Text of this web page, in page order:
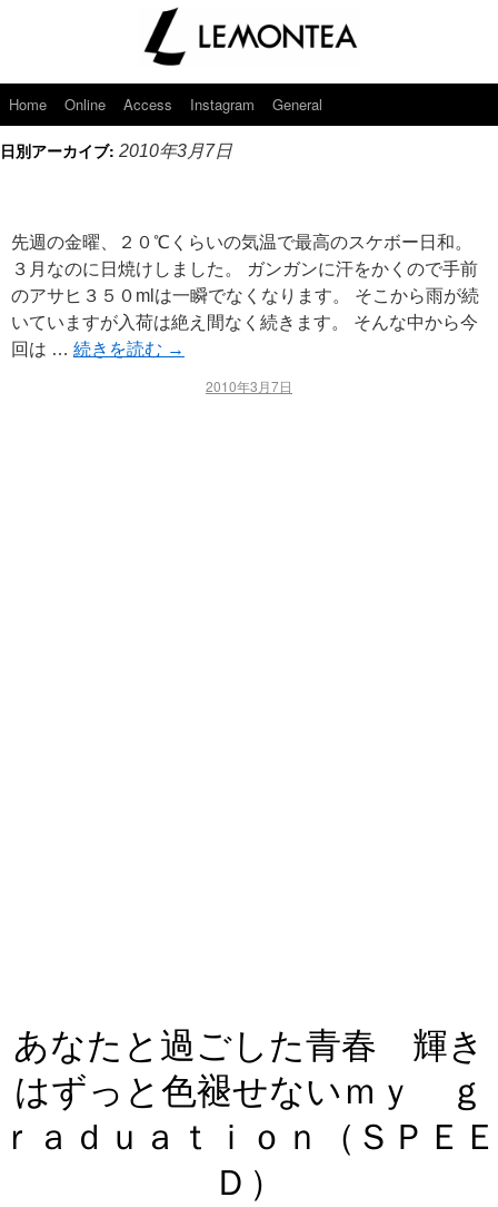
Home Online Access Instagram General
日別アーカイブ: 2010年3月7日
先週の金曜、２０℃くらいの気温で最高のスケボー日和。
３月なのに日焼けしました。 ガンガンに汗をかくので手前
のアサヒ３５０mlは一瞬でなくなります。 そこから雨が続
いていますが入荷は絶え間なく続きます。 そんな中から今
回は … 続きを読む →
2010年3月7日
あなたと過ごした青春 輝き
はずっと色褪せないｍｙ ｇ
ｒａｄｕａｔｉｏｎ（ＳＰＥＥ
Ｄ）